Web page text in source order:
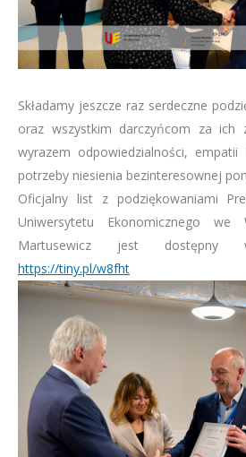
Składamy jeszcze raz serdeczne
oraz wszystkim darczyńcom za ich
wyrazem odpowiedzialności,
potrzeby niesienia bezinteresownej
Oficjalny list z podziękowaniami
Uniwersytetu Ekonomicznego we
Martusewicz jest dostępny
https://tiny.pl/w8fht